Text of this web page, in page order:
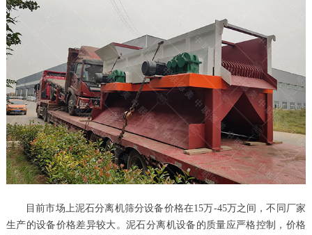
目前市场上泥石分离机筛分设备价格在15万-45万之间，不同厂家
生产的设备价格差异较大。泥石分离机设备的质量应严格控制，价格